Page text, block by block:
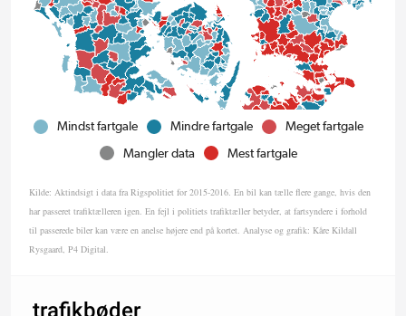
Mindst fartgale Mindre fartgale
Meget fartgale
Mangler data
Mest fartgale
Kilde: Aktindsigt i data fra Rigspolitiet for 2015-2016. En bil kan tælle flere gange, hvis den
har passeret trafiktælleren igen. En fejl i politiets trafiktæller betyder, at fartsyndere i forhold
til passerede biler kan være en anelse højere end på kortet. Analyse og grafik: Kåre Kildall
Rysgaard, P4 Digital.
trafikbøder